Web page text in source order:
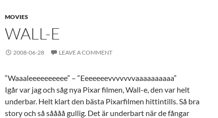
MOVIES
WALL-E
2008-06-28 LEAVE A COMMENT
“Waaaleeeeeeeeee” – “Eeeeeeevvvvvvvaaaaaaaaaa”
Igår var jag och såg nya Pixar filmen, Wall-e, den var helt
underbar. Helt klart den bästa Pixarfilmen hittintills. Så bra
story och så såååå gullig. Det är underbart när de fångar